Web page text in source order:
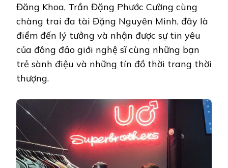
Đăng Khoa, Trần Đặng Phước Cường cùng
chàng trai đa tài Đặng Nguyên Minh, đây là
điểm đến lý tưởng và nhận được sự tin yêu
của đông đảo giới nghệ sĩ cùng những bạn
trẻ sành điệu và những tín đồ thời trang thời
thượng.